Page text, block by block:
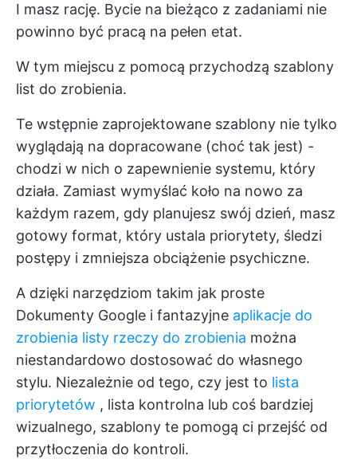
I masz rację. Bycie na bieżąco z zadaniami nie
powinno być pracą na pełen etat.
W tym miejscu z pomocą przychodzą szablony
list do zrobienia.
Te wstępnie zaprojektowane szablony nie tylko
wyglądają na dopracowane (choć tak jest) -
chodzi w nich o zapewnienie systemu, który
działa. Zamiast wymyślać koło na nowo za
każdym razem, gdy planujesz swój dzień, masz
gotowy format, który ustala priorytety, śledzi
postępy i zmniejsza obciążenie psychiczne.
A dzięki narzędziom takim jak proste
Dokumenty Google i fantazyjne aplikacje do
zrobienia listy rzeczy do zrobienia można
niestandardowo dostosować do własnego
stylu. Niezależnie od tego, czy jest to lista
priorytetów , lista kontrolna lub coś bardziej
wizualnego, szablony te pomogą ci przejść od
przytłoczenia do kontroli.